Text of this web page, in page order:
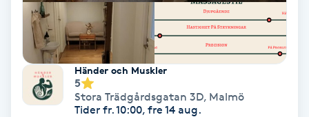
Nagelvård
Naglar borttagning
Naglar reparation
Händer och Muskler
5
Stora Trädgårdsgatan 3D, Malmö
Tider fr. 10:00, fre 14 aug.